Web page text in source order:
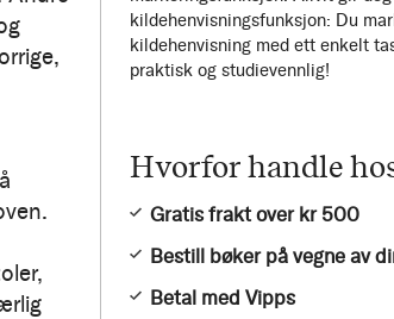
kildehenvisningsfunksjon: Du
kildehenvisning med ett enkelt
praktisk og studievennlig!
Hvorfor handle
Gratis frakt over kr 500
Bestill bøker på vegne av
Betal med Vipps